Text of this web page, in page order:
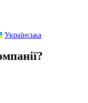
Українська